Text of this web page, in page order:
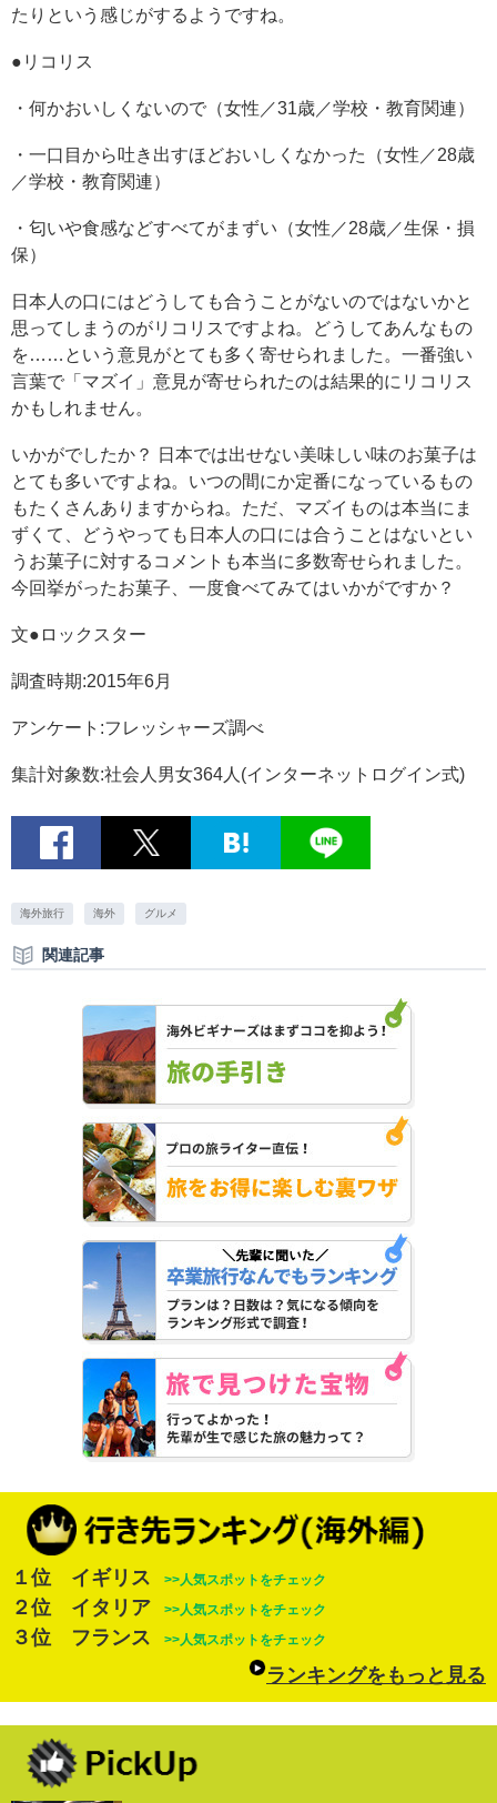
たりという感じがするようですね。
●リコリス
・何かおいしくないので（女性／31歳／学校・教育関連）
・一口目から吐き出すほどおいしくなかった（女性／28歳
／学校・教育関連）
・匂いや食感などすべてがまずい（女性／28歳／生保・損
保）
日本人の口にはどうしても合うことがないのではないかと
思ってしまうのがリコリスですよね。どうしてあんなもの
を……という意見がとても多く寄せられました。一番強い
言葉で「マズイ」意見が寄せられたのは結果的にリコリス
かもしれません。
いかがでしたか？ 日本では出せない美味しい味のお菓子は
とても多いですよね。いつの間にか定番になっているもの
もたくさんありますからね。ただ、マズイものは本当にま
ずくて、どうやっても日本人の口には合うことはないとい
うお菓子に対するコメントも本当に多数寄せられました。
今回挙がったお菓子、一度食べてみてはいかがですか？
文●ロックスター
調査時期:2015年6月
アンケート:フレッシャーズ調べ
集計対象数:社会人男女364人(インターネットログイン式)
海外旅行 海外 グルメ
関連記事
１位 イギリス >>人気スポットをチェック
２位 イタリア >>人気スポットをチェック
３位 フランス >>人気スポットをチェック
ランキングをもっと見る